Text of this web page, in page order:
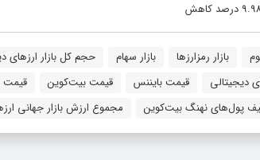
بازار رمزارزها بازار سهام حجم کل بازار ارزهای
دیجیتالی قیمت بایننس قیمت بیت‌کوین قیمت
پول‌های نهنگ بیت‌کوین مجموع ارزش بازار جهانی